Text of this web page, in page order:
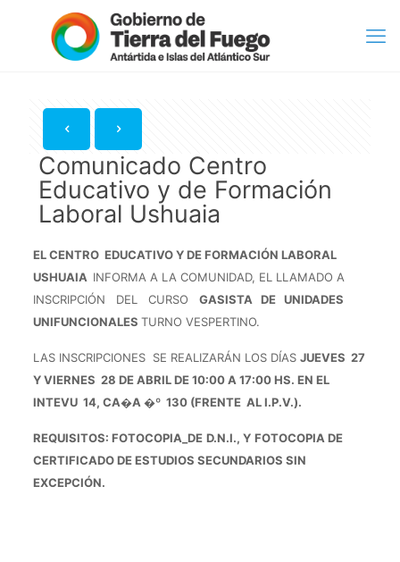
Comunicado Centro
Educativo y de Formación
Laboral Ushuaia
EL CENTRO EDUCATIVO Y DE FORMACIÓN LABORAL
USHUAIA INFORMA A LA COMUNIDAD, EL LLAMADO A
INSCRIPCIÓN DEL CURSO GASISTA DE UNIDADES
UNIFUNCIONALES TURNO VESPERTINO.
LAS INSCRIPCIONES SE REALIZARÁN LOS DÍAS JUEVES 27
Y VIERNES 28 DE ABRILDE 10:00 A 17:00 HS. EN EL
INTEVU 14, CA�A �º 130 (FRENTE AL I.P.V.).
REQUISITOS: FOTOCOPIA DE D.N.I., Y FOTOCOPIA DE
CERTIFICADODE ESTUDIOS SECUNDARIOS SIN
EXCEPCIÓN.